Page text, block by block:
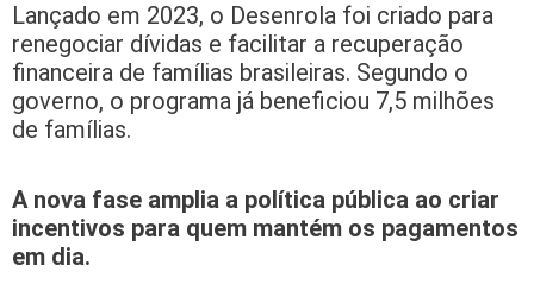
Lançado em 2023, o Desenrola foi criado para
renegociar dívidas e facilitar a recuperação
financeira de famílias brasileiras. Segundo o
governo, o programa já beneficiou 7,5 milhões
de famílias.
A nova fase amplia a política pública ao criar
incentivos para quem mantém os pagamentos
em dia.